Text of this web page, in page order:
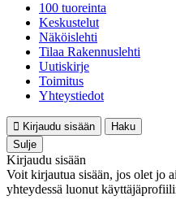
100 tuoreinta
Keskustelut
Näköislehti
Tilaa Rakennuslehti
Uutiskirje
Toimitus
Yhteystiedot
Kirjaudu sisään
Haku
Sulje
Kirjaudu sisään
Voit kirjautua sisään, jos olet jo
yhteydessä luonut